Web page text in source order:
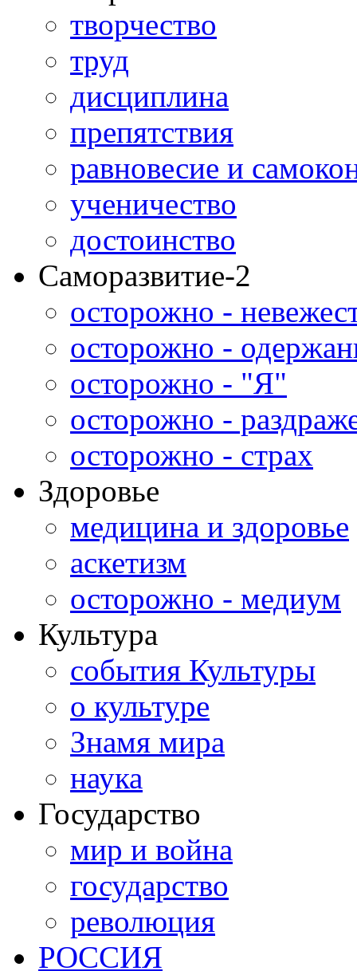
творчество
труд
дисциплина
препятствия
равновесие и
ученичество
достоинство
Саморазвитие-2
осторожно -
осторожно -
осторожно - "Я"
осторожно -
осторожно - страх
Здоровье
медицина и здоровье
аскетизм
осторожно - медиум
Культура
события Культуры
о культуре
Знамя мира
наука
Государство
мир и война
государство
революция
РОССИЯ